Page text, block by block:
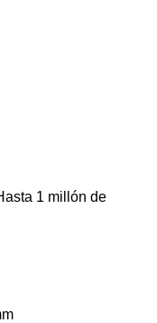
1 millón de